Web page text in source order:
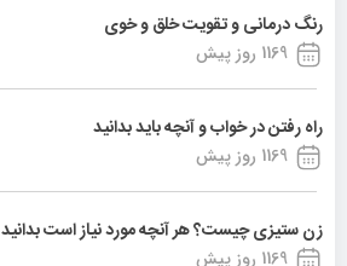
رنگ درمانی و تقویت خلق و خوی
1169 روز پیش
راه رفتن در خواب و آنچه باید بدانید
1169 روز پیش
زن ستیزی چیست؟ هر آنچه مورد نیاز است بدانید
1169 روز پیش